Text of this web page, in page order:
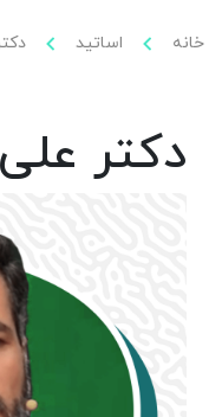
خانه اساتید
دکتر